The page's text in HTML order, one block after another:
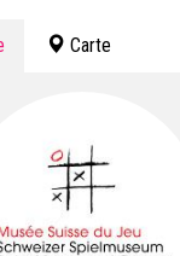
Carte